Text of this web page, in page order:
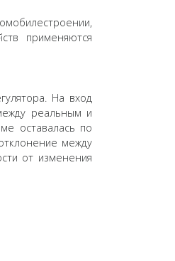
применяются
На вход
реальным и
оставалась по
между
от изменения